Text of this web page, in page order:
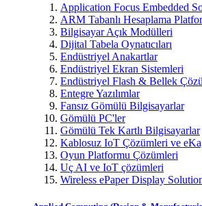
Application Focus Embedded
ARM Tabanlı Hesaplama
Bilgisayar Açık Modülleri
Dijital Tabela Oynatıcıları
Endüstriyel Anakartlar
Endüstriyel Ekran Sistemleri
Endüstriyel Flash & Bellek
Entegre Yazılımlar
Fansız Gömülü Bilgisayarlar
Gömülü PC'ler
Gömülü Tek Kartlı Bilgisayarlar
Kablosuz IoT Çözümleri ve
Oyun Platformu Çözümleri
Uç AI ve IoT çözümleri
Wireless ePaper Display